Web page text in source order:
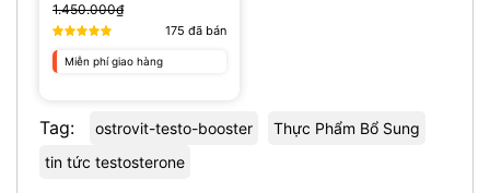
1.450.000₫
175 đã bán
Miễn phí giao hàng
Tag: ostrovit-testo-booster
Thực Phẩm Bổ Sung
tin tức testosterone